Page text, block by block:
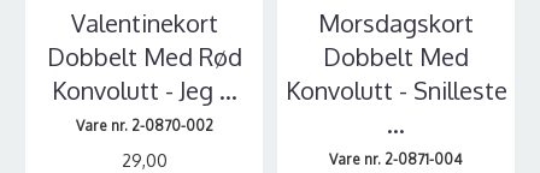
Valentinekort
Dobbelt Med Rød
Konvolutt - Jeg ...
Vare nr. 2-0870-002
29,00
Morsdagskort
Dobbelt Med
Konvolutt - Snilleste
...
Vare nr. 2-0871-004